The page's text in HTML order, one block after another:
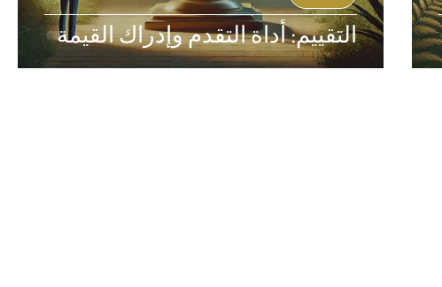
التقييم: أداة التقدم وإدراك القيمة